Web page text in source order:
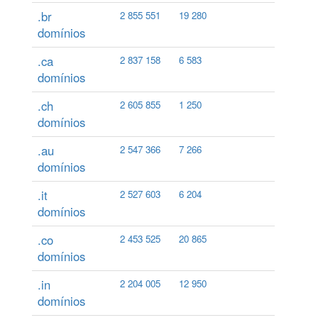
.br
domínios
2 855 551 19 280
.ca
domínios
2 837 158 6 583
.ch
domínios
2 605 855 1 250
.au
domínios
2 547 366 7 266
.it
domínios
2 527 603 6 204
.co
domínios
2 453 525 20 865
.in
domínios
2 204 005 12 950